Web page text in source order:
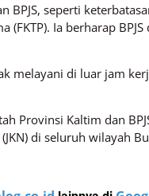
seperti
(FKTP). Ia berharap
melayani di luar jam
Provinsi Kaltim dan
di seluruh wilayah